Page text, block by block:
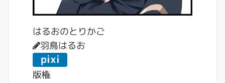
はるおのとりかご
羽鳥はるお
pixi
v
版権